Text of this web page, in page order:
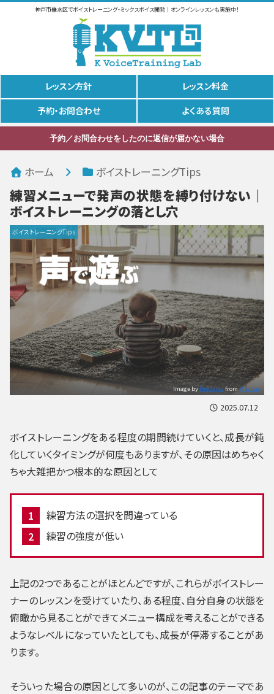
神戸市垂水区でボイストレーニング・ミックスボイス開発｜オンラインレッスンも実施中！
レッスン方針
レッスン料金
予約・お問合わせ
よくある質問
予約／お問合わせをしたのに返信が届かない場合
ホーム ボイストレーニングTips
練習メニューで発声の状態を縛り付けない｜
ボイストレーニングの落とし穴
ボイストレーニングTips
Image bythedanwfromPixabay
2025.07.12
ボイストレーニングをある程度の期間続けていくと、成長が鈍
化していくタイミングが何度もありますが、その原因はめちゃく
ちゃ大雑把かつ根本的な原因として
練習方法の選択を間違っている
練習の強度が低い
上記の2つであることがほとんどですが、これらがボイストレー
ナーのレッスンを受けていたり、ある程度、自分自身の状態を
俯瞰から見ることができてメニュー構成を考えることができる
ようなレベルになっていたとしても、成長が停滞することがあ
ります。
そういった場合の原因として多いのが、この記事のテーマであ